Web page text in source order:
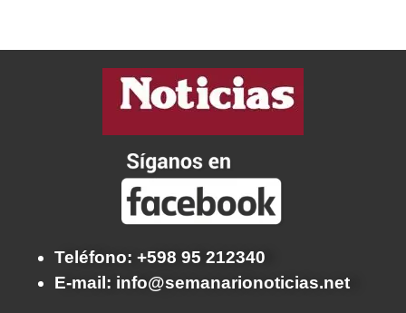
Teléfono: +598 95 212340
E-mail: info@semanarionoticias.net